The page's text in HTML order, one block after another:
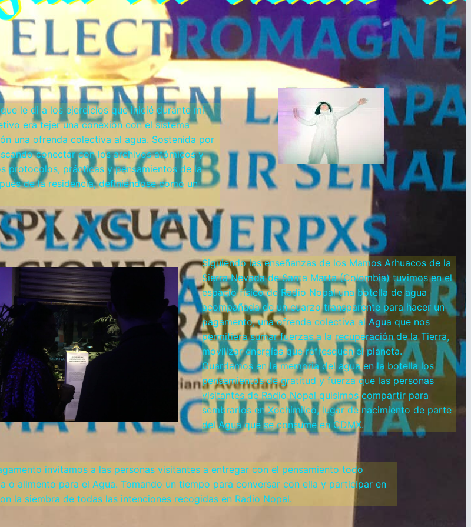
le di a los ejercicios que inicié durante mi
era tejer una conexión con el sistema
una ofrenda colectiva al agua. Sostenida por
conectar con los archivos atómicos y
protocolos, prácticas y pensamientos de la
de la residencia, definiéndose como un
Siguiendo las enseñanzas de los Mamos Arhuacos de la
Sierra Nevada de Santa Marta (Colombia) tuvimos en el
espacio físico de Radio Nopal una botella de agua
acompañada de un cuarzo transparente para hacer un
pagamento; una ofrenda colectiva al Agua que nos
permitiera sumar fuerzas a la recuperación de la Tierra,
movilizar energías que refresquen el planeta.
Guardamos en la memoria del agua en la botella los
pensamientos de gratitud y fuerza que las personas
visitantes de Radio Nopal quisimos compartir para
sembrarlos en Xochimilco, lugar de nacimiento de parte
del Agua que se consume en CDMX.
invitamos a las personas visitantes a entregar con el pensamiento todo
o alimento para el Agua. Tomando un tiempo para conversar con ella y participar en
la siembra de todas las intenciones recogidas en Radio Nopal.